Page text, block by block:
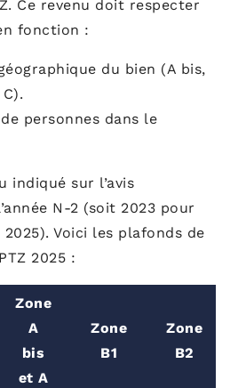
Ce revenu doit respecter
fonction :
du bien (A bis,
personnes dans le
indiqué sur l’avis
N-2 (soit 2023 pour
Voici les plafonds de
2025 :
Zone
A
bis
et A
Zone
B1
Zone
B2